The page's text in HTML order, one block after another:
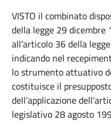
VISTO il combinato
della legge 29 dicembre
all’articolo 36 della
indicando nel
lo strumento attuativo
costituisce il
dell’applicazione
legislativo 28 agosto